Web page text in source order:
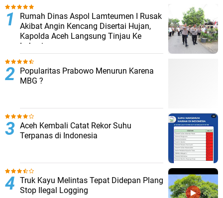
Rumah Dinas Aspol Lamteumen I Rusak
Akibat Angin Kencang Disertai Hujan,
Kapolda Aceh Langsung Tinjau Ke
Lokasi
Popularitas Prabowo Menurun Karena
MBG ?
Aceh Kembali Catat Rekor Suhu
Terpanas di Indonesia
Truk Kayu Melintas Tepat Didepan Plang
Stop Ilegal Logging